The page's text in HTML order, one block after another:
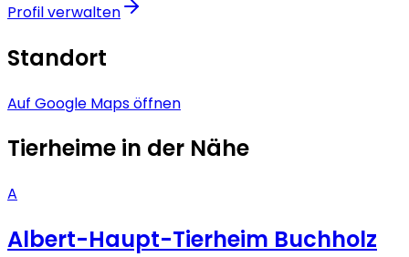
Profil verwalten
Standort
Auf Google Maps öffnen
Tierheime in der Nähe
A
Albert-Haupt-Tierheim Buchholz